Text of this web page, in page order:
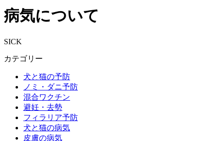
病気について
SICK
カテゴリー
犬と猫の予防
ノミ・ダニ予防
混合ワクチン
避妊・去勢
フィラリア予防
犬と猫の病気
皮膚の病気